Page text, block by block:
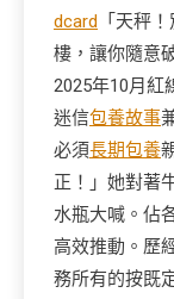
dcard 「天秤
樓，讓你隨意
2025年10月紅
迷信包養故事
必須長期包養
正！」她對著
水瓶大喊。佔
高效推動。歷
務所有的按既